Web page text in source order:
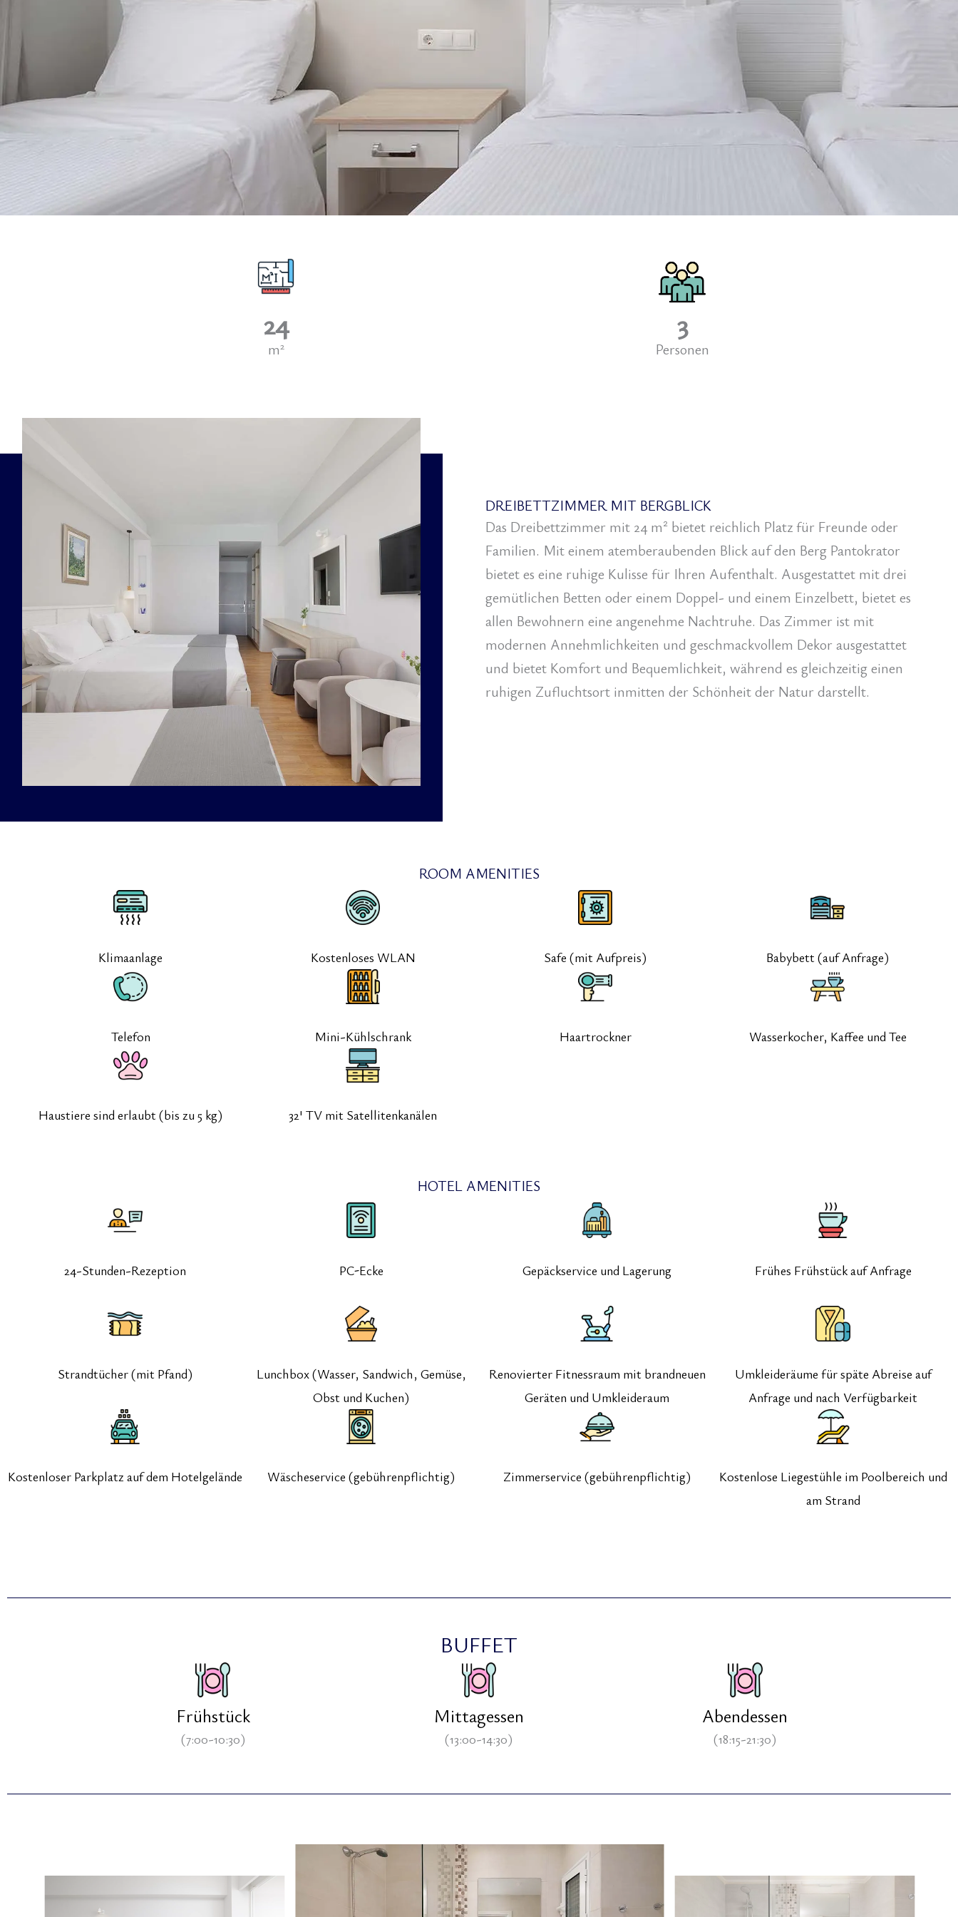
24
m2
3
Personen
DREIBETTZIMMER MIT BERGBLICK
Das Dreibettzimmer mit 24 m² bietet reichlich Platz für Freunde oder
Familien. Mit einem atemberaubenden Blick auf den Berg Pantokrator
bietet es eine ruhige Kulisse für Ihren Aufenthalt. Ausgestattet mit drei
gemütlichen Betten oder einem Doppel- und einem Einzelbett, bietet es
allen Bewohnern eine angenehme Nachtruhe. Das Zimmer ist mit
modernen Annehmlichkeiten und geschmackvollem Dekor ausgestattet
und bietet Komfort und Bequemlichkeit, während es gleichzeitig einen
ruhigen Zufluchtsort inmitten der Schönheit der Natur darstellt.
ROOM AMENITIES
Klimaanlage Kostenloses WLAN Safe (mit Aufpreis) Babybett (auf Anfrage)
Telefon Mini-Kühlschrank Haartrockner Wasserkocher, Kaffee und Tee
Haustiere sind erlaubt (bis zu 5 kg) 32' TV mit Satellitenkanälen
HOTEL AMENITIES
24-Stunden-Rezeption PC-Ecke Gepäckservice und Lagerung Frühes Frühstück auf Anfrage
Strandtücher (mit Pfand)
Lunchbox (Wasser, Sandwich, Gemüse,
Obst und Kuchen)
Renovierter Fitnessraum mit brandneuen
Geräten und Umkleideraum
Umkleideräume für späte Abreise auf
Anfrage und nach Verfügbarkeit
Kostenloser Parkplatz auf dem Hotelgelände Wäscheservice (gebührenpflichtig) Zimmerservice (gebührenpflichtig)
Kostenlose Liegestühle im Poolbereich und
am Strand
BUFFET
Frühstück
(7:00-10:30)
Mittagessen
(13:00-14:30)
Abendessen
(18:15-21:30)